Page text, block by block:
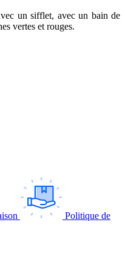
un sifflet, avec un bain de
vertes et rouges.
Politique de